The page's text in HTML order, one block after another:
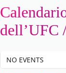
NO EVENTS